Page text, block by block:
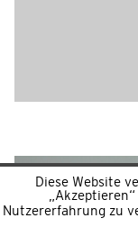
Diese Website
Nutzererfahrung zu